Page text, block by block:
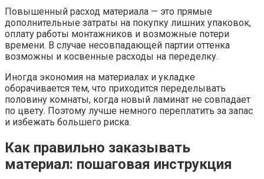
Повышенный расход материала — это прямые
дополнительные затраты на покупку лишних упаковок,
оплату работы монтажников и возможные потери
времени. В случае несовпадающей партии оттенка
возможны и косвенные расходы на переделку.
Иногда экономия на материалах и укладке
оборачивается тем, что приходится переделывать
половину комнаты, когда новый ламинат не совпадает
по цвету. Поэтому лучше немного переплатить за запас
и избежать большего риска.
Как правильно заказывать
материал: пошаговая инструкция